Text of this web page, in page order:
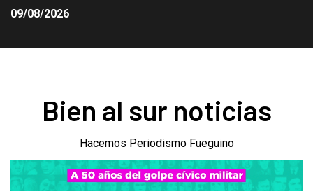
09/08/2026
Bien al sur noticias
Hacemos Periodismo Fueguino